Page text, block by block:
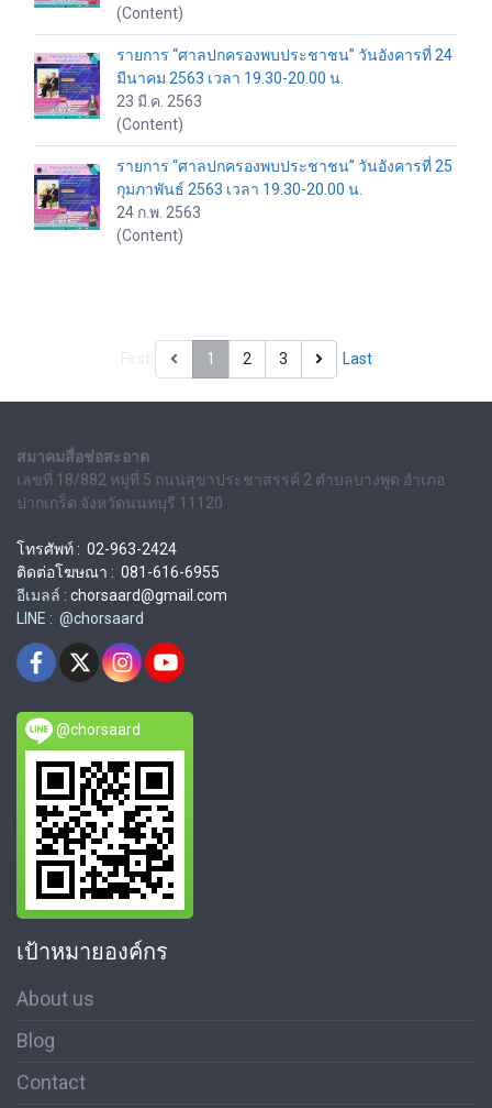
(Content)
รายการ “ศาลปกครองพบประชาชน” วันอังคารที่ 24
มีนาคม 2563 เวลา 19.30-20.00 น.
23 มี.ค. 2563
(Content)
รายการ “ศาลปกครองพบประชาชน” วันอังคารที่ 25
กุมภาพันธ์ 2563 เวลา 19.30-20.00 น.
24 ก.พ. 2563
(Content)
1 2 3 Last
สมาคมสื่อช่อสะอาด
เลขที่ 18/882 หมู่ที่ 5 ถนนสุขาประชาสรรค์ 2 ตำบลบางพูด อำเภอ
ปากเกร็ด จังหวัดนนทบุรี 11120
โทรศัพท์ : 02-963-2424
ติดต่อโฆษณา : 081-616-6955
อีเมลล์ : chorsaard@gmail.com
LINE : @chorsaard
@chorsaard
เป้าหมายองค์กร
About us
Blog
Contact